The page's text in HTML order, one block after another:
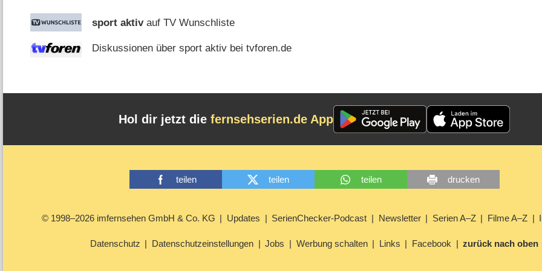
sport aktivauf TV Wunschliste
Diskussionen über sport aktiv bei tvforen.de
Hol dir jetzt die fernsehserien.de App
teilen teilen teilen drucken
© 1998–2026 imfernsehen GmbH & Co. KG Updates SerienChecker-Podcast Newsletter Serien A–Z Filme A–Z
Datenschutz Datenschutzeinstellungen Jobs Werbung schalten Links Facebook zurück nach oben